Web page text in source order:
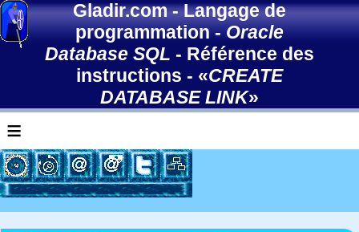
Gladir.com-Langage de
programmation-Oracle
Database SQL - Référence des
instructions - «CREATE
DATABASE LINK»
≡